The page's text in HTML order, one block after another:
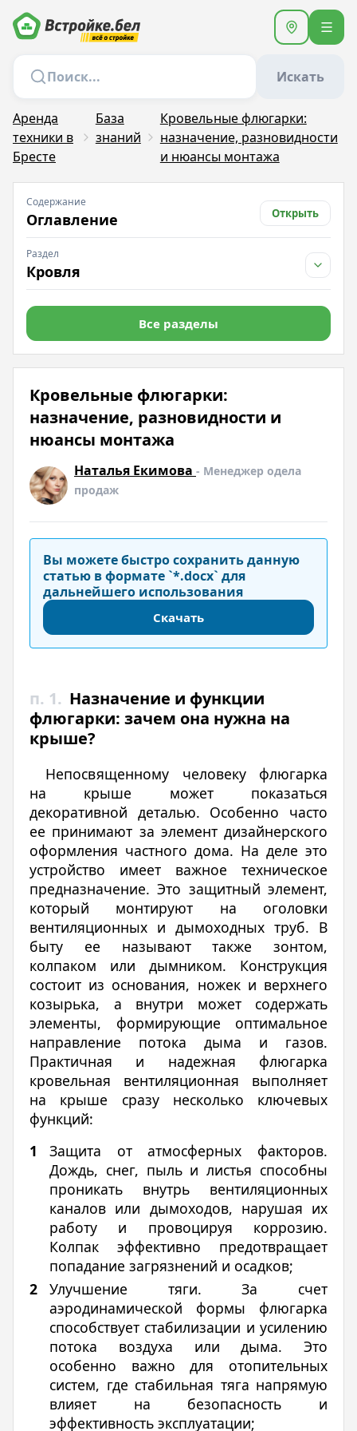
Искать
Аренда
техники в
Бресте
База
знаний
Кровельные флюгарки:
назначение, разновидности
и нюансы монтажа
Содержание
Оглавление Открыть
Раздел
Кровля
Все разделы
Кровельные флюгарки:
назначение, разновидности и
нюансы монтажа
Наталья Екимова - Менеджер одела
продаж
Вы можете быстро сохранить данную
статью в формате `*.docx` для
дальнейшего использования
Скачать
п. 1. Назначение и функции
флюгарки: зачем она нужна на
крыше?
Непосвященному человеку флюгарка
на крыше может показаться
декоративной деталью. Особенно часто
ее принимают за элемент дизайнерского
оформления частного дома. На деле это
устройство имеет важное техническое
предназначение. Это защитный элемент,
который монтируют на оголовки
вентиляционных и дымоходных труб. В
быту ее называют также зонтом,
колпаком или дымником. Конструкция
состоит из основания, ножек и верхнего
козырька, а внутри может содержать
элементы, формирующие оптимальное
направление потока дыма и газов.
Практичная и надежная флюгарка
кровельная вентиляционная выполняет
на крыше сразу несколько ключевых
функций:
Защита от атмосферных факторов.
Дождь, снег, пыль и листья способны
проникать внутрь вентиляционных
каналов или дымоходов, нарушая их
работу и провоцируя коррозию.
Колпак эффективно предотвращает
попадание загрязнений и осадков;
Улучшение тяги. За счет
аэродинамической формы флюгарка
способствует стабилизации и усилению
потока воздуха или дыма. Это
особенно важно для отопительных
систем, где стабильная тяга напрямую
влияет на безопасность и
эффективность эксплуатации;